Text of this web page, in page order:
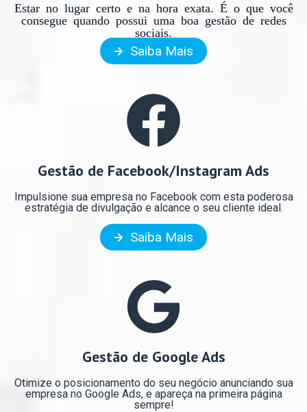
Estar no lugar certo e na hora exata. É o que você
consegue quando possui uma boa gestão de redes
sociais.
Saiba Mais
Gestão de Facebook/Instagram Ads
Impulsione sua empresa no Facebook com esta poderosa
estratégia de divulgação e alcance o seu cliente ideal.
Saiba Mais
Gestão de Google Ads
Otimize o posicionamento do seu negócio anunciando sua
empresa no Google Ads, e apareça na primeira página
sempre!